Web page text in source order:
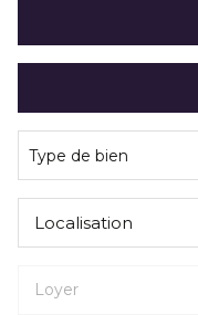
De l'immo pro
Type de bien
Localisation
Loyer